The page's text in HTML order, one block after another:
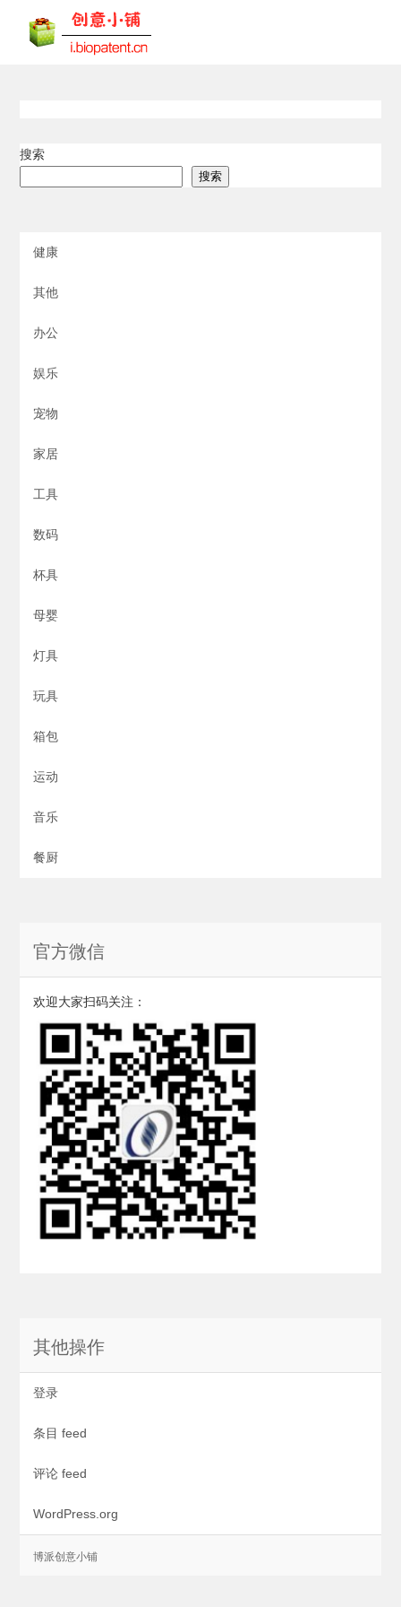
搜索
搜索
健康
其他
办公
娱乐
宠物
家居
工具
数码
杯具
母婴
灯具
玩具
箱包
运动
音乐
餐厨
官方微信
欢迎大家扫码关注：
其他操作
登录
条目 feed
评论 feed
WordPress.org